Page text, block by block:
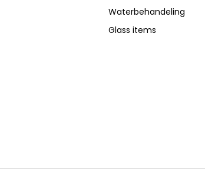
Waterbehandeling
Glass items